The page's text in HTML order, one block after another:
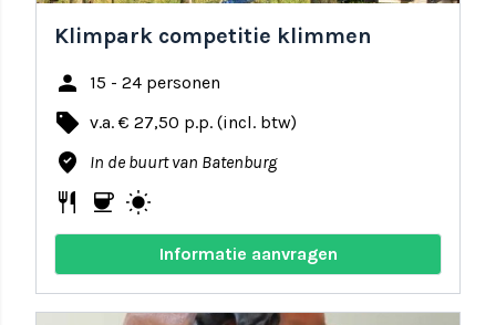
Klimpark competitie klimmen
person 15 - 24 personen
local_offer v.a. € 27,50 p.p. (incl. btw)
where_to_vote In de buurt van Batenburg
restaurant coffee wb_sunny
Informatie aanvragen